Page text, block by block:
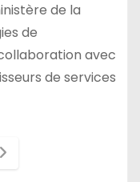
de la
de
avec
de services